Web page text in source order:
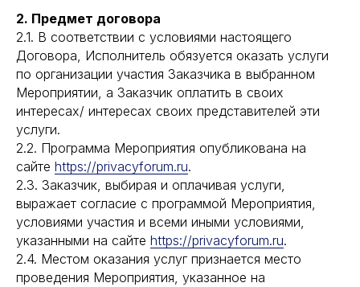
2. Предмет договора
2.1. В соответствии с условиями настоящего
Договора, Исполнитель обязуется оказать услуги
по организации участия Заказчика в выбранном
Мероприятии, а Заказчик оплатить в своих
интересах/ интересах своих представителей эти
услуги.
2.2. Программа Мероприятия опубликована на
сайте https://privacyforum.ru.
2.3. Заказчик, выбирая и оплачивая услуги,
выражает согласие с программой Мероприятия,
условиями участия и всеми иными условиями,
указанными на сайте https://privacyforum.ru.
2.4. Местом оказания услуг признается место
проведения Мероприятия, указанное на